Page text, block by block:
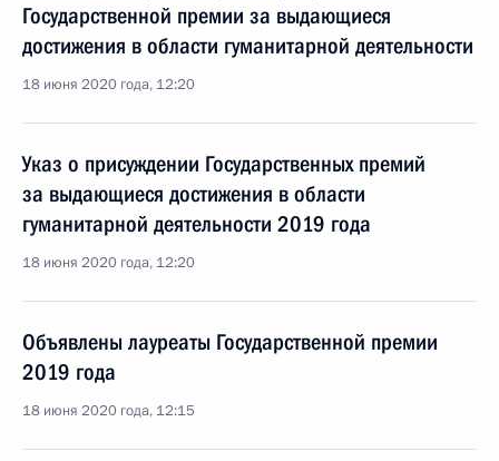
Государственной премии за выдающиеся
достижения в области гуманитарной деятельности
18 июня 2020 года, 12:20
Указ о присуждении Государственных премий
за выдающиеся достижения в области
гуманитарной деятельности 2019 года
18 июня 2020 года, 12:20
Объявлены лауреаты Государственной премии
2019 года
18 июня 2020 года, 12:15